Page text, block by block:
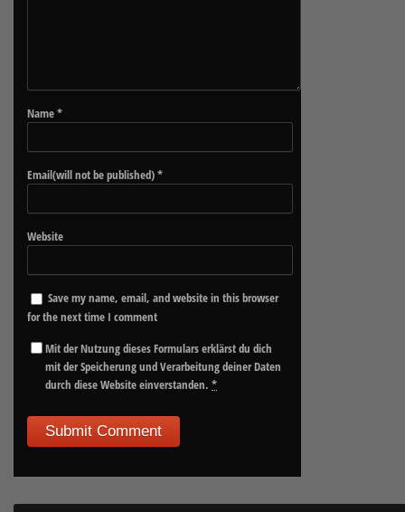
Name*
Email(will not be published)*
Website
Save my name, email, and website in this browser
for the next time I comment
Mit der Nutzung dieses Formulars erklärst du dich
mit der Speicherung und Verarbeitung deiner Daten
durch diese Website einverstanden.*